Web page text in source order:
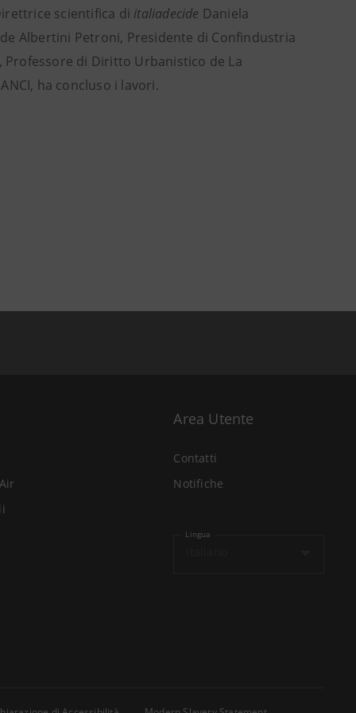
scientifica di italiadecide Daniela
Albertini Petroni, Presidente di Confindustria
di Diritto Urbanistico de La
ha concluso i lavori.
Area Utente
Contatti
Notifiche
Lingua